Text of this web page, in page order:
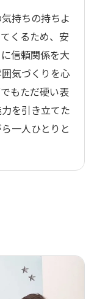
持ちの持ちよ
くるため、安
信頼関係を大
気づくりを心
もただ硬い表
を引き立てた
一人ひとりと